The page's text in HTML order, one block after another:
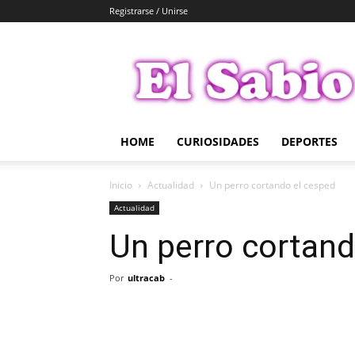
Registrarse / Unirse
Sabio
HOME CURIOSIDADES DEPORTES
Inicio Actualidad Un perro cortando el cesped
Actualidad
Un perro
Por ultracab -